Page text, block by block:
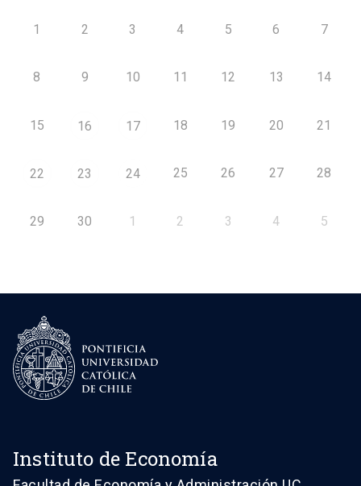
1 2 3 4 5 6 7
8 9 10 11 12 13 14
15 16 17 18 19 20 21
22 23 24 25 26 27 28
29 30 1 2 3 4 5
Instituto de Economía